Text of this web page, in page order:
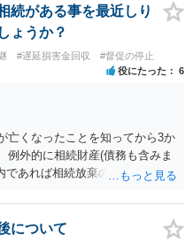
社会的儀式として当然認められ
いです。 もし、相続人の皆さん
質素な葬儀を行った費用であれ
認められない可能性が高いの
も高いと思います。
続がある事を最近しり
ょうか？
#遅延損害金回収 #督促の停止
役にたった 6
亡くなったことを知ってから3か
例外的に相続財産(債務も含みま
あれば相続放棄の申述が認め
の申述をしたい旨告げて必要な
します。 なお、お父様の債務が
を考えますと、相続放棄の申述
について